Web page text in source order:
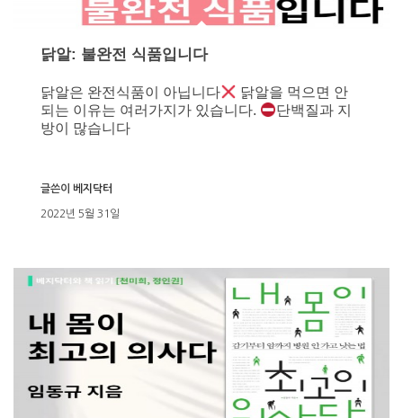
닭알: 불완전 식품입니다
닭알은 완전식품이 아닙니다
닭알을 먹으면 안
되는 이유는 여러가지가 있습니다.
단백질과 지
방이 많습니다
2022년 5월 31일
글쓴이 베지닥터